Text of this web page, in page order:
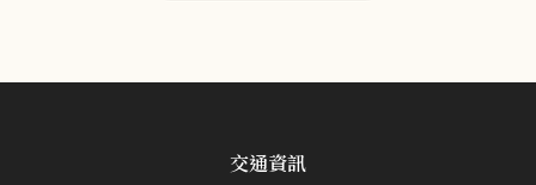
交通資訊